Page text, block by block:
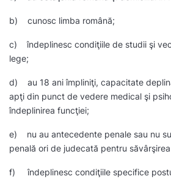
b) cunosc limba română;
c) îndeplinesc condiţiile de studii şi
lege;
d) au 18 ani împliniţi, capacitate
apţi din punct de vedere medical şi
îndeplinirea funcţiei;
e) nu au antecedente penale sau nu
penală ori de judecată pentru
f) îndeplinesc condiţiile specifice